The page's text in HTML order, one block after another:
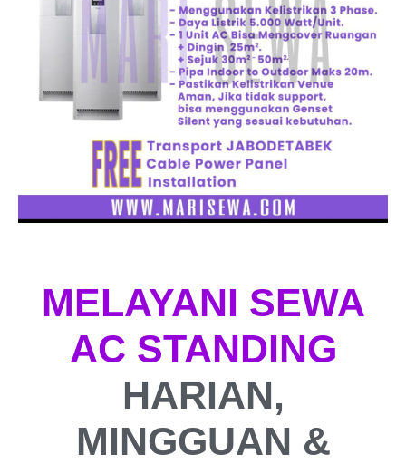
MELAYANI SEWA
AC STANDING
HARIAN,
MINGGUAN &